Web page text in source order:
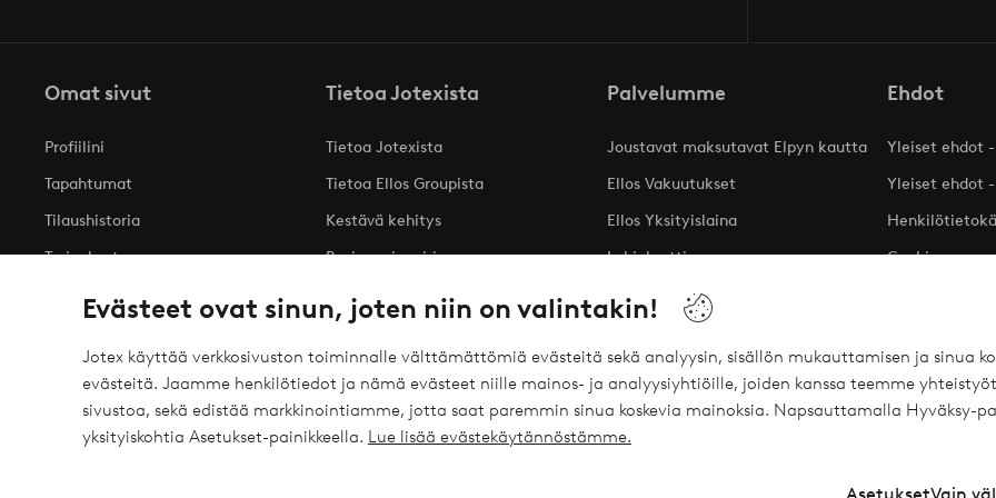
Evästeet ovat sinun, joten niin on valintakin!
Jotex käyttää verkkosivuston toiminnalle välttämättömiä evästeitä sekä analyysin, sisällön mukauttamisen ja sinua
evästeitä. Jaamme henkilötiedot ja nämä evästeet niille mainos- ja analyysiyhtiöille, joiden kanssa teemme
sivustoa, sekä edistää markkinointiamme, jotta saat paremmin sinua koskevia mainoksia. Napsauttamalla Hyväksy-
yksityiskohtia Asetukset-painikkeella. Lue lisää evästekäytännöstämme.
Omat sivut
Profiilini
Tapahtumat
Tilaushistoria
Tarjoukset
Tietoa Jotexista
Tietoa Jotexista
Tietoa Ellos Groupista
Kestävä kehitys
Business inquiries
Saavutettavuusseloste
Palvelumme
Joustavat maksutavat Elpyn kautta
Ellos Vakuutukset
Ellos Yksityislaina
Lahjakortti
Ehdot
Yleiset ehdot
Yleiset ehdot
Cookies
Turvalliset maksut – maksa nyt tai erissä
Haluatko tietää ? elpy